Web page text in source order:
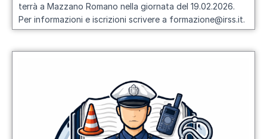
terrà a Mazzano Romano nella giornata del 19.02.2026.
Per informazioni e iscrizioni scrivere a formazione@irss.it.